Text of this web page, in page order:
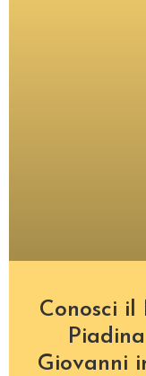
Conosci il
Giovanni